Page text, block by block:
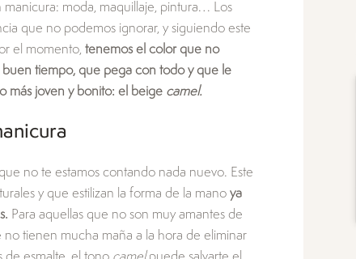
manicura: moda, maquillaje, pintura… Los
que no podemos ignorar, y siguiendo este
el momento, tenemos el color que no
tiempo, que pega con todo y que le
más joven y bonito: el beige camel.
no te estamos contando nada nuevo. Este
y que estilizan la forma de la mano ya
Para aquellas que no son muy amantes de
no tienen mucha maña a la hora de eliminar